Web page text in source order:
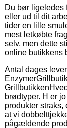
Du bør
eller ud til dit
tider en lille
mest letkøbte
selv, men dette
online butikkens
Antal dages
Enzymer
Grillbutikken
brødtyper. H er
produkter straks,
at vi
pågældende